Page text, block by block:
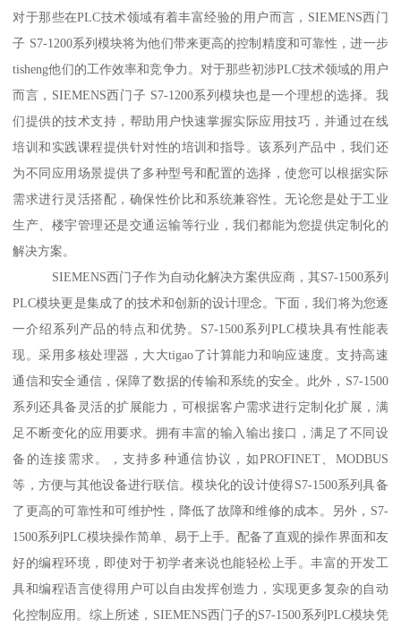
对于那些在PLC技术领域有着丰富经验的用户而言，SIEMENS西门
子 S7-1200系列模块将为他们带来更高的控制精度和可靠性，进一步
tisheng他们的工作效率和竞争力。对于那些初涉PLC技术领域的用户
而言，SIEMENS西门子 S7-1200系列模块也是一个理想的选择。我
们提供的技术支持，帮助用户快速掌握实际应用技巧，并通过在线
培训和实践课程提供针对性的培训和指导。该系列产品中，我们还
为不同应用场景提供了多种型号和配置的选择，使您可以根据实际
需求进行灵活搭配，确保性价比和系统兼容性。无论您是处于工业
生产、楼宇管理还是交通运输等行业，我们都能为您提供定制化的
解决方案。
SIEMENS西门子作为自动化解决方案供应商，其S7-1500系列
PLC模块更是集成了的技术和创新的设计理念。下面，我们将为您逐
一介绍系列产品的特点和优势。S7-1500系列PLC模块具有性能表
现。采用多核处理器，大大tigao了计算能力和响应速度。支持高速
通信和安全通信，保障了数据的传输和系统的安全。此外，S7-1500
系列还具备灵活的扩展能力，可根据客户需求进行定制化扩展，满
足不断变化的应用要求。拥有丰富的输入输出接口，满足了不同设
备的连接需求。，支持多种通信协议，如PROFINET、MODBUS
等，方便与其他设备进行联信。模块化的设计使得S7-1500系列具备
了更高的可靠性和可维护性，降低了故障和维修的成本。另外，S7-
1500系列PLC模块操作简单、易于上手。配备了直观的操作界面和友
好的编程环境，即使对于初学者来说也能轻松上手。丰富的开发工
具和编程语言使得用户可以自由发挥创造力，实现更多复杂的自动
化控制应用。综上所述，SIEMENS西门子的S7-1500系列PLC模块凭